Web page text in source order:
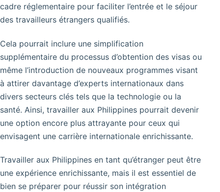
cadre réglementaire pour faciliter l’entrée et le séjour
des travailleurs étrangers qualifiés.
Cela pourrait inclure une simplification
supplémentaire du processus d’obtention des visas ou
même l’introduction de nouveaux programmes visant
à attirer davantage d’experts internationaux dans
divers secteurs clés tels que la technologie ou la
santé. Ainsi, travailler aux Philippines pourrait devenir
une option encore plus attrayante pour ceux qui
envisagent une carrière internationale enrichissante.
Travailler aux Philippines en tant qu’étranger peut être
une expérience enrichissante, mais il est essentiel de
bien se préparer pour réussir son intégration